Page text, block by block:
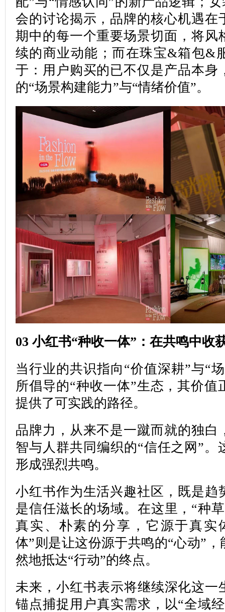
会的讨论揭示，品牌的核心机遇在
期中的每一个重要场景切面，将风
续的商业动能；而在珠宝&箱包&
于：用户购买的已不仅是产品本身
的“场景构建能力”与“情绪价值”。
03 小红书“种收一体”：在共鸣中收
当行业的共识指向“价值深耕”与“
所倡导的“种收一体”生态，其价值
提供了可实践的路径。
品牌力，从来不是一蹴而就的独白
智与人群共同编织的“信任之网”。
形成强烈共鸣。
小红书作为生活兴趣社区，既是趋
是信任滋长的场域。在这里，“种
真实、朴素的分享，它源于真实
体”则是让这份源于共鸣的“心动”
然地抵达“行动”的终点。
未来，小红书表示将继续深化这一
锚点捕捉用户真实需求，以“全域